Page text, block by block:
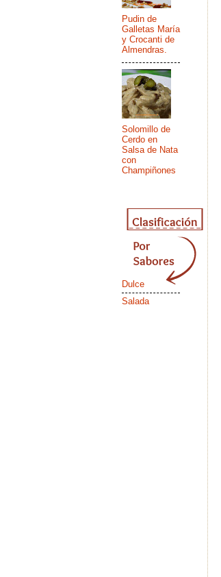
Pudin de
Galletas María
y Crocanti de
Almendras.
Solomillo de
Cerdo en
Salsa de Nata
con
Champiñones
Dulce
Salada